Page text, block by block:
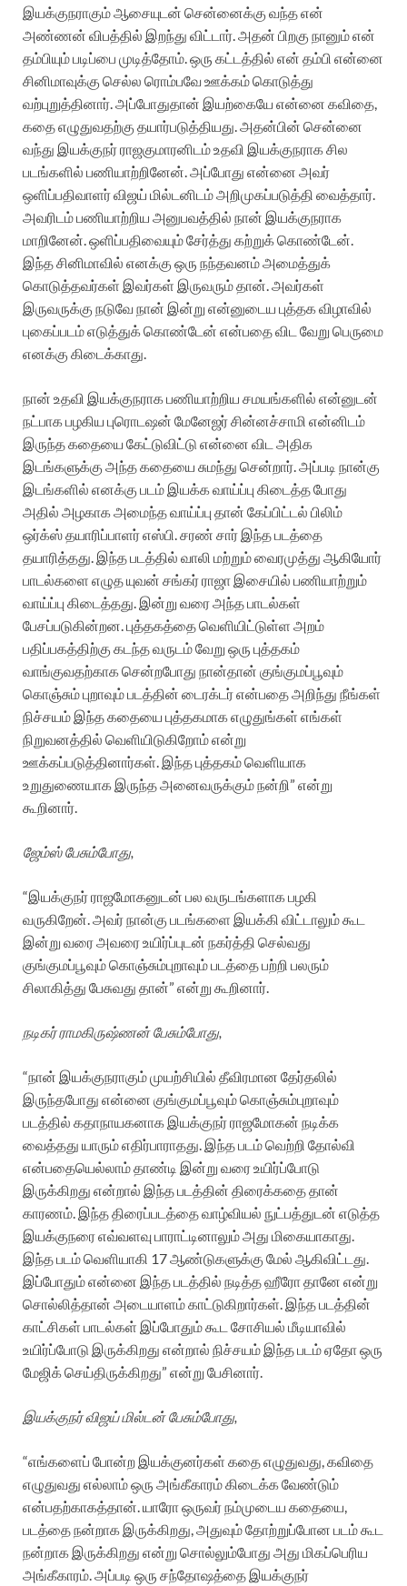
இயக்குநராகும் ஆசையுடன் சென்னைக்கு வந்த என்
அண்ணன் விபத்தில் இறந்து விட்டார். அதன் பிறகு நானும் என்
தம்பியும் படிப்பை முடித்தோம். ஒரு கட்டத்தில் என் தம்பி என்னை
சினிமாவுக்கு செல்ல ரொம்பவே ஊக்கம் கொடுத்து
வற்புறுத்தினார். அப்போதுதான் இயற்கையே என்னை கவிதை,
கதை எழுதுவதற்கு தயார்படுத்தியது. அதன்பின் சென்னை
வந்து இயக்குநர் ராஜகுமாரனிடம் உதவி இயக்குநராக சில
படங்களில் பணியாற்றினேன். அப்போது என்னை அவர்
ஒளிப்பதிவாளர் விஜய் மில்டனிடம் அறிமுகப்படுத்தி வைத்தார்.
அவரிடம் பணியாற்றிய அனுபவத்தில் நான் இயக்குநராக
மாறினேன். ஒளிப்பதிவையும் சேர்த்து கற்றுக் கொண்டேன்.
இந்த சினிமாவில் எனக்கு ஒரு நந்தவனம் அமைத்துக்
கொடுத்தவர்கள் இவர்கள் இருவரும் தான். அவர்கள்
இருவருக்கு நடுவே நான் இன்று என்னுடைய புத்தக விழாவில்
புகைப்படம் எடுத்துக் கொண்டேன் என்பதை விட வேறு பெருமை
எனக்கு கிடைக்காது.
நான் உதவி இயக்குநராக பணியாற்றிய சமயங்களில் என்னுடன்
நட்பாக பழகிய புரொடஷன் மேனேஜர் சின்னச்சாமி என்னிடம்
இருந்த கதையை கேட்டுவிட்டு என்னை விட அதிக
இடங்களுக்கு அந்த கதையை சுமந்து சென்றார். அப்படி நான்கு
இடங்களில் எனக்கு படம் இயக்க வாய்ப்பு கிடைத்த போது
அதில் அழகாக அமைந்த வாய்ப்பு தான் கேப்பிட்டல் பிலிம்
ஒர்க்ஸ் தயாரிப்பாளர் எஸ்பி. சரண் சார் இந்த படத்தை
தயாரித்தது. இந்த படத்தில் வாலி மற்றும் வைரமுத்து ஆகியோர்
பாடல்களை எழுத யுவன் சங்கர் ராஜா இசையில் பணியாற்றும்
வாய்ப்பு கிடைத்தது. இன்று வரை அந்த பாடல்கள்
பேசப்படுகின்றன. புத்தகத்தை வெளியிட்டுள்ள அறம்
பதிப்பகத்திற்கு கடந்த வருடம் வேறு ஒரு புத்தகம்
வாங்குவதற்காக சென்றபோது நான்தான் குங்குமப்பூவும்
கொஞ்சும் புறாவும் படத்தின் டைரக்டர் என்பதை அறிந்து நீங்கள்
நிச்சயம் இந்த கதையை புத்தகமாக எழுதுங்கள் எங்கள்
நிறுவனத்தில் வெளியிடுகிறோம் என்று
ஊக்கப்படுத்தினார்கள். இந்த புத்தகம் வெளியாக
உறுதுணையாக இருந்த அனைவருக்கும் நன்றி” என்று
கூறினார்.
ஜேம்ஸ் பேசும்போது,
“இயக்குநர் ராஜமோகனுடன் பல வருடங்களாக பழகி
வருகிறேன். அவர் நான்கு படங்களை இயக்கி விட்டாலும் கூட
இன்று வரை அவரை உயிர்ப்புடன் நகர்த்தி செல்வது
குங்குமப்பூவும் கொஞ்சும்புறாவும் படத்தை பற்றி பலரும்
சிலாகித்து பேசுவது தான்” என்று கூறினார்.
நடிகர் ராமகிருஷ்ணன் பேசும்போது,
“நான் இயக்குநராகும் முயற்சியில் தீவிரமான தேர்தலில்
இருந்தபோது என்னை குங்குமப்பூவும் கொஞ்சும்புறாவும்
படத்தில் கதாநாயகனாக இயக்குநர் ராஜமோகன் நடிக்க
வைத்தது யாரும் எதிர்பாராதது. இந்த படம் வெற்றி தோல்வி
என்பதையெல்லாம் தாண்டி இன்று வரை உயிர்ப்போடு
இருக்கிறது என்றால் இந்த படத்தின் திரைக்கதை தான்
காரணம். இந்த திரைப்படத்தை வாழ்வியல் நுட்பத்துடன் எடுத்த
இயக்குநரை எவ்வளவு பாராட்டினாலும் அது மிகையாகாது.
இந்த படம் வெளியாகி 17 ஆண்டுகளுக்கு மேல் ஆகிவிட்டது.
இப்போதும் என்னை இந்த படத்தில் நடித்த ஹீரோ தானே என்று
சொல்லித்தான் அடையாளம் காட்டுகிறார்கள். இந்த படத்தின்
காட்சிகள் பாடல்கள் இப்போதும் கூட சோசியல் மீடியாவில்
உயிர்ப்போடு இருக்கிறது என்றால் நிச்சயம் இந்த படம் ஏதோ ஒரு
மேஜிக் செய்திருக்கிறது” என்று பேசினார்.
இயக்குநர் விஜய் மில்டன் பேசும்போது,
“எங்களைப் போன்ற இயக்குனர்கள் கதை எழுதுவது, கவிதை
எழுதுவது எல்லாம் ஒரு அங்கீகாரம் கிடைக்க வேண்டும்
என்பதற்காகத்தான். யாரோ ஒருவர் நம்முடைய கதையை,
படத்தை நன்றாக இருக்கிறது, அதுவும் தோற்றுப்போன படம் கூட
நன்றாக இருக்கிறது என்று சொல்லும்போது அது மிகப்பெரிய
அங்கீகாரம். அப்படி ஒரு சந்தோஷத்தை இயக்குநர்